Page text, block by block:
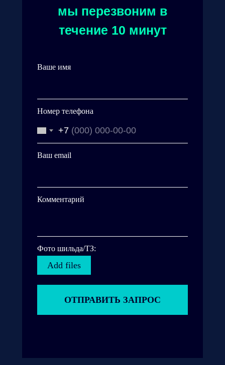
мы перезвоним в
течение 10 минут
Ваше имя
Номер телефона
+7
Ваш email
Комментарий
Фото шильда/ТЗ:
Add files
ОТПРАВИТЬ ЗАПРОС